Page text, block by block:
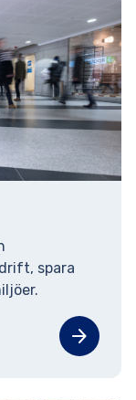
spara
arrow_forward